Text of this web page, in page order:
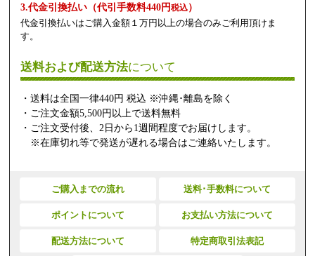
3.代金引換払い（代引手数料440円税込）
代金引換払いはご購入金額１万円以上の場合のみご利用頂けま
す。
送料および配送方法について
・送料は全国一律440円 税込 ※沖縄･離島を除く
・ご注文金額5,500円以上で送料無料
・ご注文受付後、2日から1週間程度でお届けします。
※在庫切れ等で発送が遅れる場合はご連絡いたします。
ご購入までの流れ 送料･手数料について
ポイントについて お支払い方法について
配送方法について 特定商取引法表記